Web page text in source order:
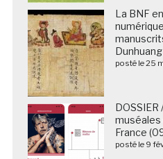
La BNF
Dunhuang
posté le 25
muséales
France
posté le 9